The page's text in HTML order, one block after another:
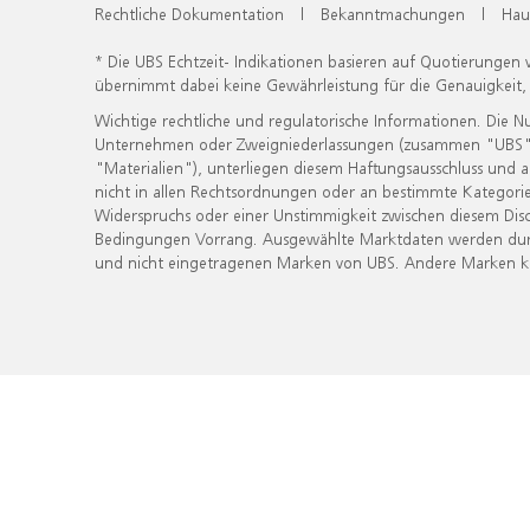
Rechtliche Dokumentation | Bekanntmachungen |
* Die UBS Echtzeit- Indikationen basieren auf
übernimmt dabei keine Gewährleistung für die
Wichtige rechtliche und regulatorische Informationen. Die
Unternehmen oder Zweigniederlassungen (zusammen
"Materialien"), unterliegen diesem Haftungsausschluss
nicht in allen Rechtsordnungen oder an bestimmte
Widerspruchs oder einer Unstimmigkeit zwischen diesem
Bedingungen Vorrang. Ausgewählte Marktdaten werden
und nicht eingetragenen Marken von UBS. Andere Marken